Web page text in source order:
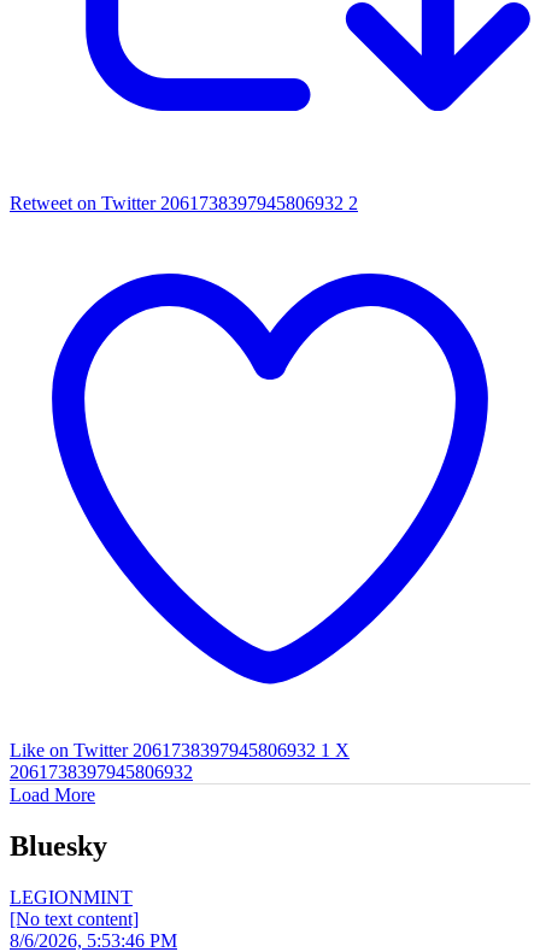
Retweet on Twitter 2061738397945806932 2
Like on Twitter 2061738397945806932 1 X
2061738397945806932
Load More
Bluesky
LEGIONMINT
[No text content]
8/6/2026, 5:53:46 PM